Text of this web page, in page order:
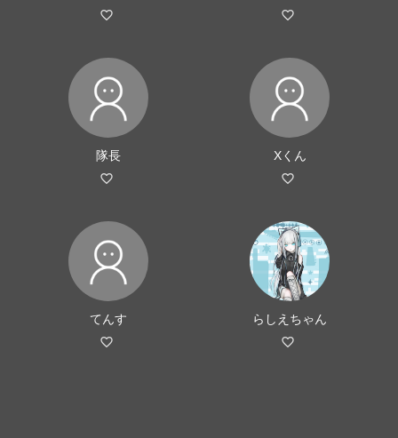
隊長 Xくん
てんす らしえちゃん